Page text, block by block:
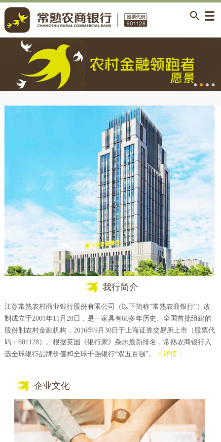
我行简介
江苏常熟农村商业银行股份有限公司（以下简称“常熟农商银行”）改
制成立于2001年11月28日，是一家具有60多年历史、全国首批组建的
股份制农村金融机构，2016年9月30日于上海证券交易所上市（股票代
码：601128）。根据英国《银行家》杂志最新排名，常熟农商银行入
选全球银行品牌价值和全球千强银行“双五百强”。 < 详情 >
企业文化